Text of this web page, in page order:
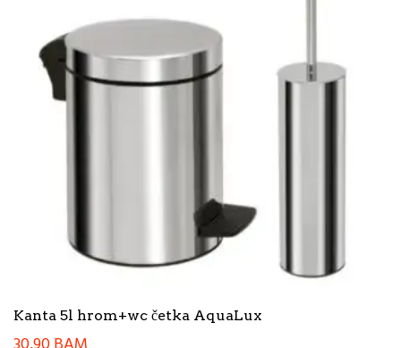
Kanta 5l hrom+wc četka AquaLux